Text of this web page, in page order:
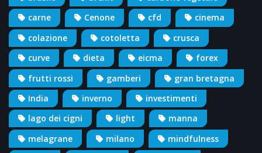
carne
Cenone cfd
cinema
colazione
cotoletta
crusca
curve
dieta eicma
forex
frutti rossi
gamberi
gran bretagna
India
inverno
investimenti
lago dei cigni
light
manna
melagrane
milano mindfulness